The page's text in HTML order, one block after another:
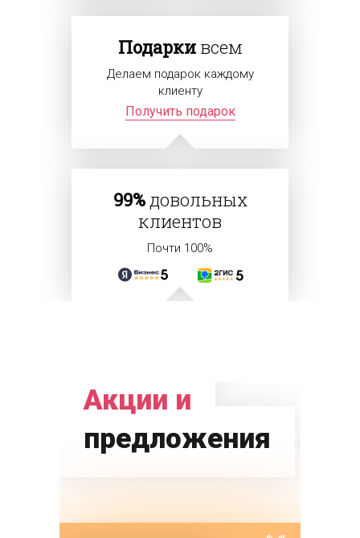
Подаркивсем
Делаем подарок каждому
клиенту
Получить подарок
99%довольных
клиентов
Почти 100%
Акции и
предложения